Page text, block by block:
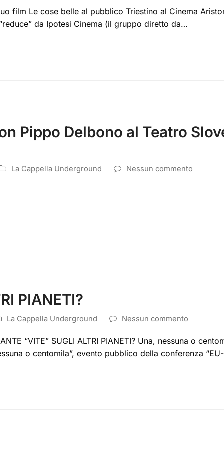
film Le cose belle al pubblico Triestino al Cinema
da Ipotesi Cinema (il gruppo diretto da…
Pippo Delbono al Teatro
La Cappella Underground Nessun commento
PIANETI?
La Cappella Underground Nessun commento
“VITE” SUGLI ALTRI PIANETI? Una, nessuna o
o centomila”, evento pubblico della conferenza